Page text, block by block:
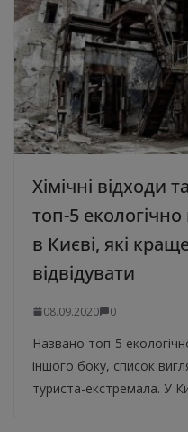
Хімічні відходи
топ-5
в Києві, які
відвідувати
08.09.2020 0
Названо топ-5
іншого боку, список
туриста-екстремала. У